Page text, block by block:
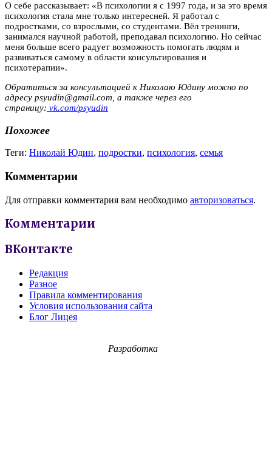
О себе рассказывает: «В психологии я с 1997 года, и за это время
психология стала мне только интересней. Я работал с
подростками, со взрослыми, со студентами. Вёл тренинги,
занимался научной работой, преподавал психологию. Но сейчас
меня больше всего радует возможность помогать людям и
развиваться самому в области консультирования и
психотерапии».
Обратиться за консультацией к Николаю Юдину можно по
адресу psyudin@gmail.com, а также через его
страницу: vk.com/psyudin
Похожее
Теги: Николай Юдин, подростки, психология, семья
Комментарии
Для отправки комментария вам необходимо авторизоваться.
Комментарии
ВКонтакте
Редакция
Разное
Правила комментирования
Условия использования сайта
Блог Лицея
Разработка